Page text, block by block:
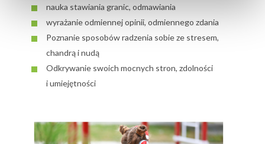
nauka stawiania granic, odmawiania
wyrażanie odmiennej opinii, odmiennego zdania
Poznanie sposobów radzenia sobie ze stresem,
chandrą i nudą
Odkrywanie swoich mocnych stron, zdolności
i umiejętności